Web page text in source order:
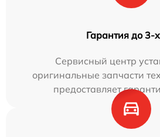
Гарантия до 3-
Сервисный центр
оригинальные запчасти
предоставляет